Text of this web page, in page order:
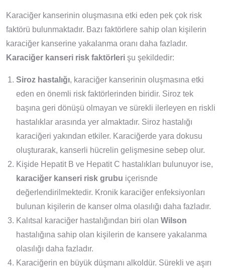
Karaciğer kanserinin oluşmasına etki eden pek çok risk
faktörü bulunmaktadır. Bazı faktörlere sahip olan kişilerin
karaciğer kanserine yakalanma oranı daha fazladır.
Karaciğer kanseri risk faktörleri şu şekildedir:
Siroz hastalığı, karaciğer kanserinin oluşmasına etki
eden en önemli risk faktörlerinden biridir. Siroz tek
başına geri dönüşü olmayan ve sürekli ilerleyen en riskli
hastalıklar arasında yer almaktadır. Siroz hastalığı
karaciğeri yakından etkiler. Karaciğerde yara dokusu
oluşturarak, kanserli hücrelin gelişmesine sebep olur.
Kişide Hepatit B ve Hepatit C hastalıkları bulunuyor ise,
karaciğer kanseri risk grubu içerisnde
değerlendirilmektedir. Kronik karaciğer enfeksiyonları
bulunan kişilerin de kanser olma olasılığı daha fazladır.
Kalıtsal karaciğer hastalığından biri olan Wilson
hastalığına sahip olan kişilerin de kansere yakalanma
olasılığı daha fazladır.
Karaciğerin en büyük düşmanı alkoldür. Sürekli ve aşırı